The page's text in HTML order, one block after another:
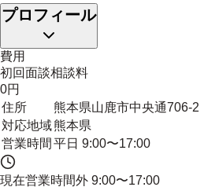
プロフィール
費用
初回面談相談料
0円
住所
熊本県山鹿市中央通706-2
対応地域熊本県
営業時間 平日 9:00〜17:00
現在営業時間外 9:00〜17:00